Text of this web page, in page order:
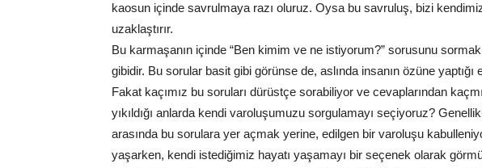
kaosun içinde savrulmaya razı oluruz. Oysa bu savruluş, bizi
uzaklaştırır.
Bu karmaşanın içinde “Ben kimim ve ne istiyorum?” sorusunu
gibidir. Bu sorular basit gibi görünse de, aslında insanın özüne yaptığı
Fakat kaçımız bu soruları dürüstçe sorabiliyor ve cevaplarından
yıkıldığı anlarda kendi varoluşumuzu sorgulamayı seçiyoruz?
arasında bu sorulara yer açmak yerine, edilgen bir varoluşu
yaşarken, kendi istediğimiz hayatı yaşamayı bir seçenek olarak